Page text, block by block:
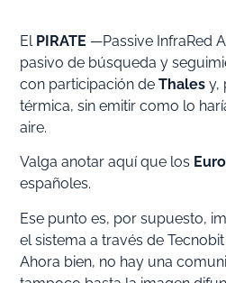
El PIRATE —Passive InfraRed
pasivo de búsqueda y
con participación de Thales y,
térmica, sin emitir como lo
aire.
Valga anotar aquí que los
españoles.
Ese punto es, por supuesto,
el sistema a través de
Ahora bien, no hay una